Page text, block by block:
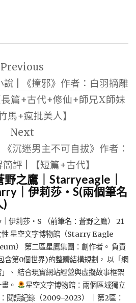
Previous
| 《撞邪》作者：白羽摘雕
篇+古代+修仙+師兄X師妹
馬+瘋批美人】
Next
沉迷男主不可自拔》作者：
評 | 【短篇+古代】
野之鷹｜Starryeagle｜
｜伊莉莎・S(兩個筆名
)
伊莉莎・S （前筆名：蒼野之鷹） 21
性 星空文字博物館（Starry Eagle
） 第二區星鷹集團：創作者。 負責
含第0個世界)的整體結構規劃， 以「網
、 結合現實網站經營與虛擬故事框架
。
星空文字博物館：兩個區域獨立
閱讀紀錄（2009–2023） ｜第2區：